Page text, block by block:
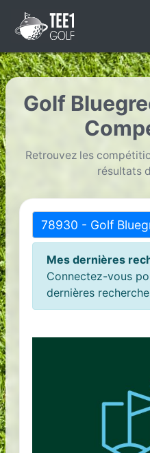
Golf
Retrouvez les
résultats
78930 - Golf
Mes dernières
Connectez-vous
dernières